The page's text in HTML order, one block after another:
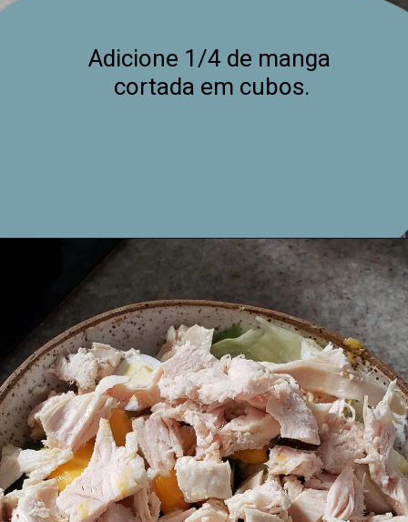
Adicione 1/4 de manga
cortada em cubos.